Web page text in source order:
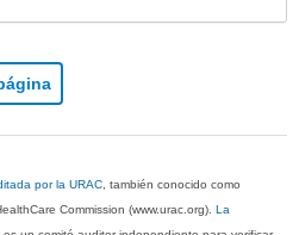
por la URAC , también conocido como
Commission (www.urac.org).La